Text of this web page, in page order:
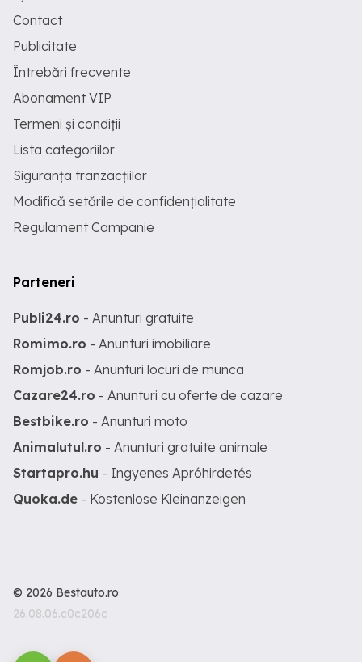
Contact
Publicitate
Întrebări frecvente
Abonament VIP
Termeni și condiții
Lista categoriilor
Siguranța tranzacțiilor
Modifică setările de confidențialitate
Regulament Campanie
Parteneri
Publi24.ro - Anunturi gratuite
Romimo.ro - Anunturi imobiliare
Romjob.ro - Anunturi locuri de munca
Cazare24.ro - Anunturi cu oferte de cazare
Bestbike.ro - Anunturi moto
Animalutul.ro - Anunturi gratuite animale
Startapro.hu - Ingyenes Apróhirdetés
Quoka.de - Kostenlose Kleinanzeigen
© 2026 Bestauto.ro
26.08.06.c0c206c